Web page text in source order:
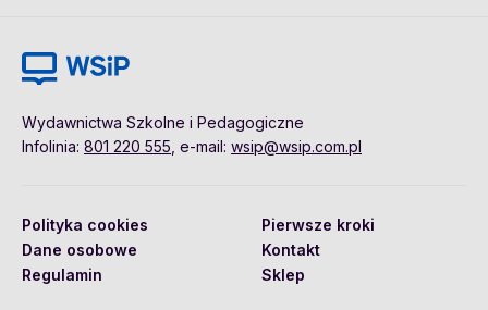
Wydawnictwa Szkolne i Pedagogiczne
Infolinia: 801 220 555 , e-mail: wsip@wsip.com.pl
Polityka cookies
Dane osobowe
Regulamin
Pierwsze kroki
Kontakt
Sklep